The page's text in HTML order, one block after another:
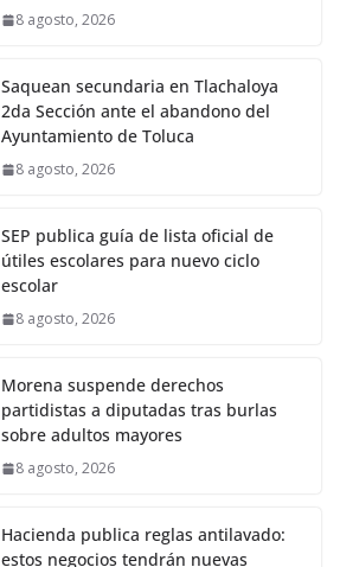
8 agosto, 2026
Saquean secundaria en Tlachaloya
2da Sección ante el abandono del
Ayuntamiento de Toluca
8 agosto, 2026
SEP publica guía de lista oficial de
útiles escolares para nuevo ciclo
escolar
8 agosto, 2026
Morena suspende derechos
partidistas a diputadas tras burlas
sobre adultos mayores
8 agosto, 2026
Hacienda publica reglas antilavado:
estos negocios tendrán nuevas